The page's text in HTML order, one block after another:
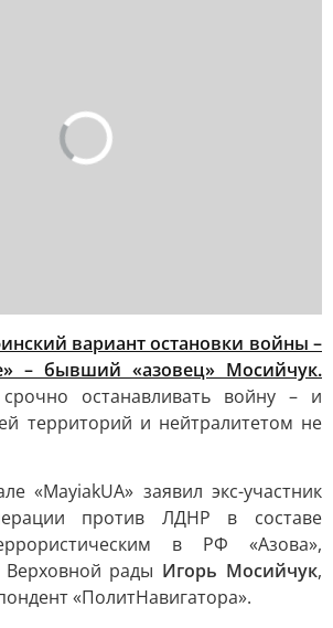
вариант остановки войны –
– бывший «азовец» Мосийчук.
останавливать войну – и
территорий и нейтралитетом не
«MayiakUA» заявил экс-участник
против ЛДНР в составе
в РФ «Азова»,
рады Игорь Мосийчук,
«ПолитНавигатора».